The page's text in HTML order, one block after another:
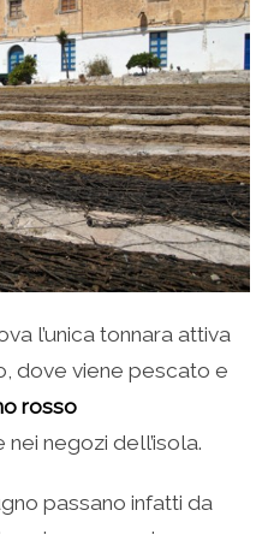
l’unica tonnara attiva
dove viene pescato e
rosso
nei negozi dell’isola.
passano infatti da